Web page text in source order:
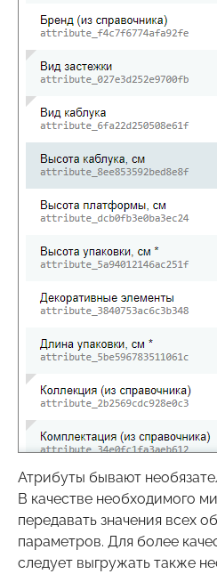
Атрибуты бывают
В качестве необходимого
передавать значения всех
параметров. Для более
следует выгружать также